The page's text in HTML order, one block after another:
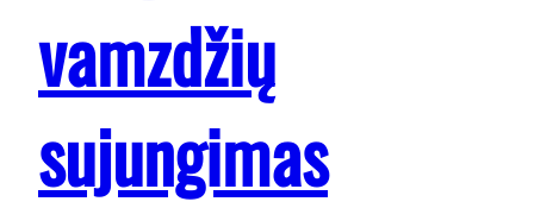
vamzdžių
sujungimas